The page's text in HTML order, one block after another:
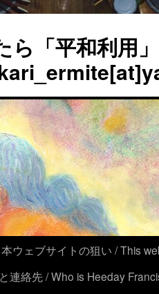
ら「平和利用
ウェブサイトの狙い / This
連絡先 / Who is Heeday